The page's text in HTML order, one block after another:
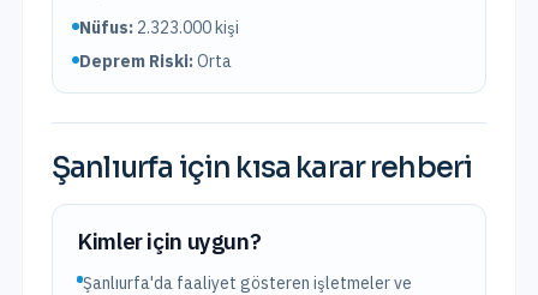
Nüfus: 2.323.000kişi
Deprem Riski:Orta
Şanlıurfa için kısa karar rehberi
Kimler için uygun?
Şanlıurfa'da faaliyet gösteren işletmeler ve